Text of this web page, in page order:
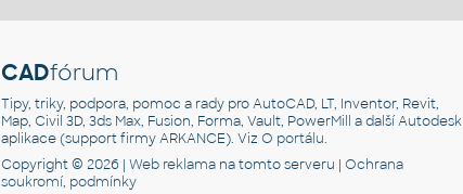
CADfórum
Tipy, triky, podpora, pomoc a rady pro AutoCAD, LT, Inventor, Revit,
Map, Civil 3D, 3ds Max, Fusion, Forma, Vault, PowerMill a další Autodesk
aplikace (support firmy ARKANCE). VizO portálu.
Copyright © 2026 |Web reklama na tomto serveru |Ochrana
soukromí, podmínky